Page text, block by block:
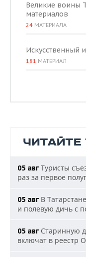
Великие воины
материалов
24 МАТЕРИАЛА
Искусственный
181 МАТЕРИАЛ
05 авг Туристы
раз за первое
05 авг В
и полевую дичь с
05 авг Старинную
включат в реестр